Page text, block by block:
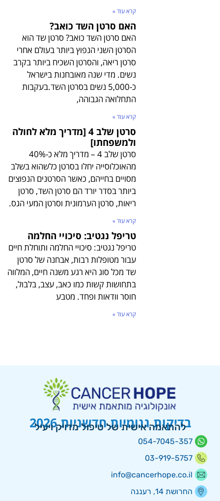
קרא עוד »
האם סרטן השד כואב?
האם סרטן השד כואב? סרטן שד הוא
הסרטן השני הנפוץ ביותר בעולם אחרי
סרטן ריאה, והסרטן השכיח ביותר בקרב
נשים. מדי שנה מאובחנות בישראל
כ-5,000 נשים בסרטן השד.בעקבות
התחלואה הגבוהה,
קרא עוד »
סרטן שלב 4 [מדריך מלא לחולה
ולמשפחתו]
סרטן שלב 4 – מדריך מלא כ-40%
מהאוכלוסייה יחלו בסרטן כלשהוא בשלב
מסויים בחייהם, כאשר הסרטנים הנפוצים
ביותר בסדר יורד הם סרטן השד, סרטן
ריאות, סרטן הערמונית וסרטן המעי הגס.
קרא עוד »
טריפל נגטיב: סיכויי החלמה
טריפל נגטיב: סיכויי החלמה ותוחלת חיים
עבור מטופלות רבות, אבחנה של סרטן
שד מכל סוג היא רגע משנה חיים, המלווה
בתחושות קשות כמו כאב, עצב, בלבול,
חוסר וודאות ופחד. מטבע
קרא עוד »
054-7045-357
03-919-5757
info@cancerhope.co.il
החרושת 14, רעננה
בדיקות גנומיות חדשניות 2026
להתאמה אישית של טיפול מדויק ויעיל